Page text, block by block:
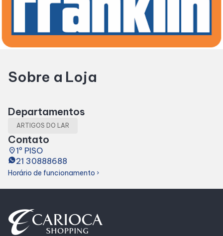
Entretenimento
Cinema
Eventos
Lojas e Restaurantes
Alimentação
Sobre a Loja
Departamentos
ARTIGOS DO LAR
Contato
place1º PISO
21 30888688
Horário de funcionamento chevron_right